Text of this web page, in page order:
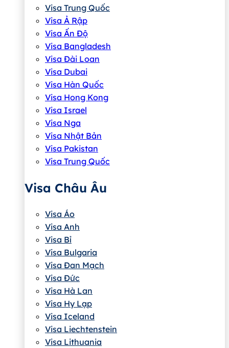
Visa Trung Quốc
Visa Ả Rập
Visa Ấn Độ
Visa Bangladesh
Visa Đài Loan
Visa Dubai
Visa Hàn Quốc
Visa Hong Kong
Visa Israel
Visa Nga
Visa Nhật Bản
Visa Pakistan
Visa Trung Quốc
Visa Châu Âu
Visa Áo
Visa Anh
Visa Bỉ
Visa Bulgaria
Visa Đan Mạch
Visa Đức
Visa Hà Lan
Visa Hy Lạp
Visa Iceland
Visa Liechtenstein
Visa Lithuania